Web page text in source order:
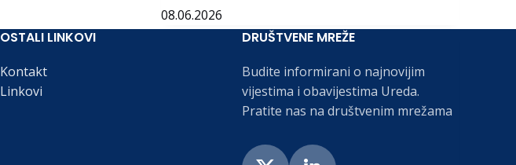
08.06.2026
OSTALI LINKOVI
Kontakt
Linkovi
DRUŠTVENE MREŽE
Budite informirani o najnovijim
vijestima i obavijestima Ureda.
Pratite nas na društvenim mrežama